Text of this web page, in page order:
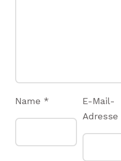
Name *
E-Mail-
Adresse